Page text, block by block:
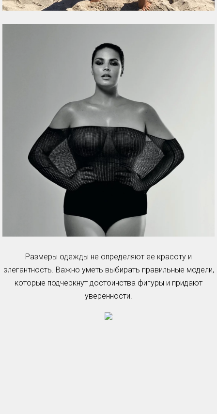
Размеры одежды не определяют ее красоту и
элегантность. Важно уметь выбирать правильные модели,
которые подчеркнут достоинства фигуры и придают
уверенности.